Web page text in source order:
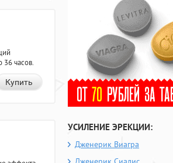
36 часов.
Купить
УСИЛЕНИЕ ЭРЕКЦИИ:
Дженерик Виагра